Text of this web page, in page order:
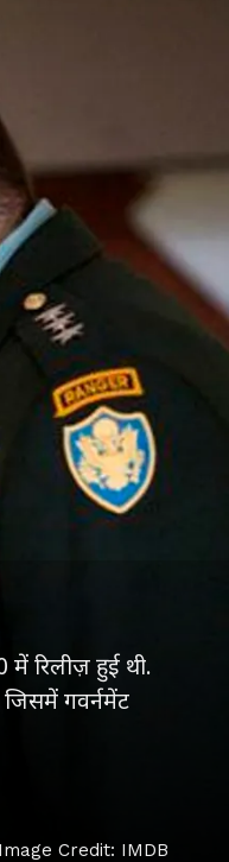
रिलीज़ हुई थी.
गवर्नमेंट
Image Credit: IMDB